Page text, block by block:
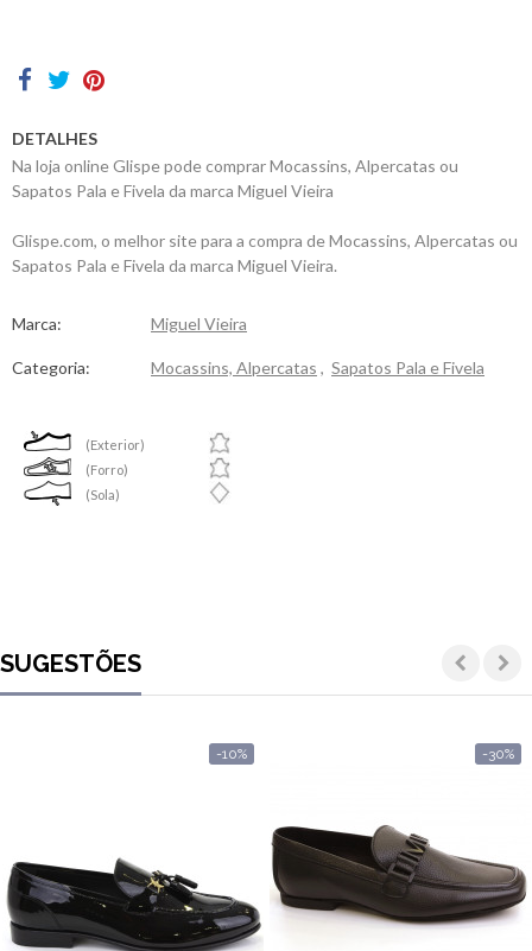
DETALHES
Na loja online Glispe pode comprar Mocassins, Alpercatas ou
Sapatos Pala e Fivela da marca Miguel Vieira
Glispe.com, o melhor site para a compra de Mocassins, Alpercatas ou
Sapatos Pala e Fivela da marca Miguel Vieira.
Marca: Miguel Vieira
Categoria: Mocassins, Alpercatas , Sapatos Pala e Fivela
(Exterior)
(Forro)
(Sola)
SUGESTÕES
-10% -30%